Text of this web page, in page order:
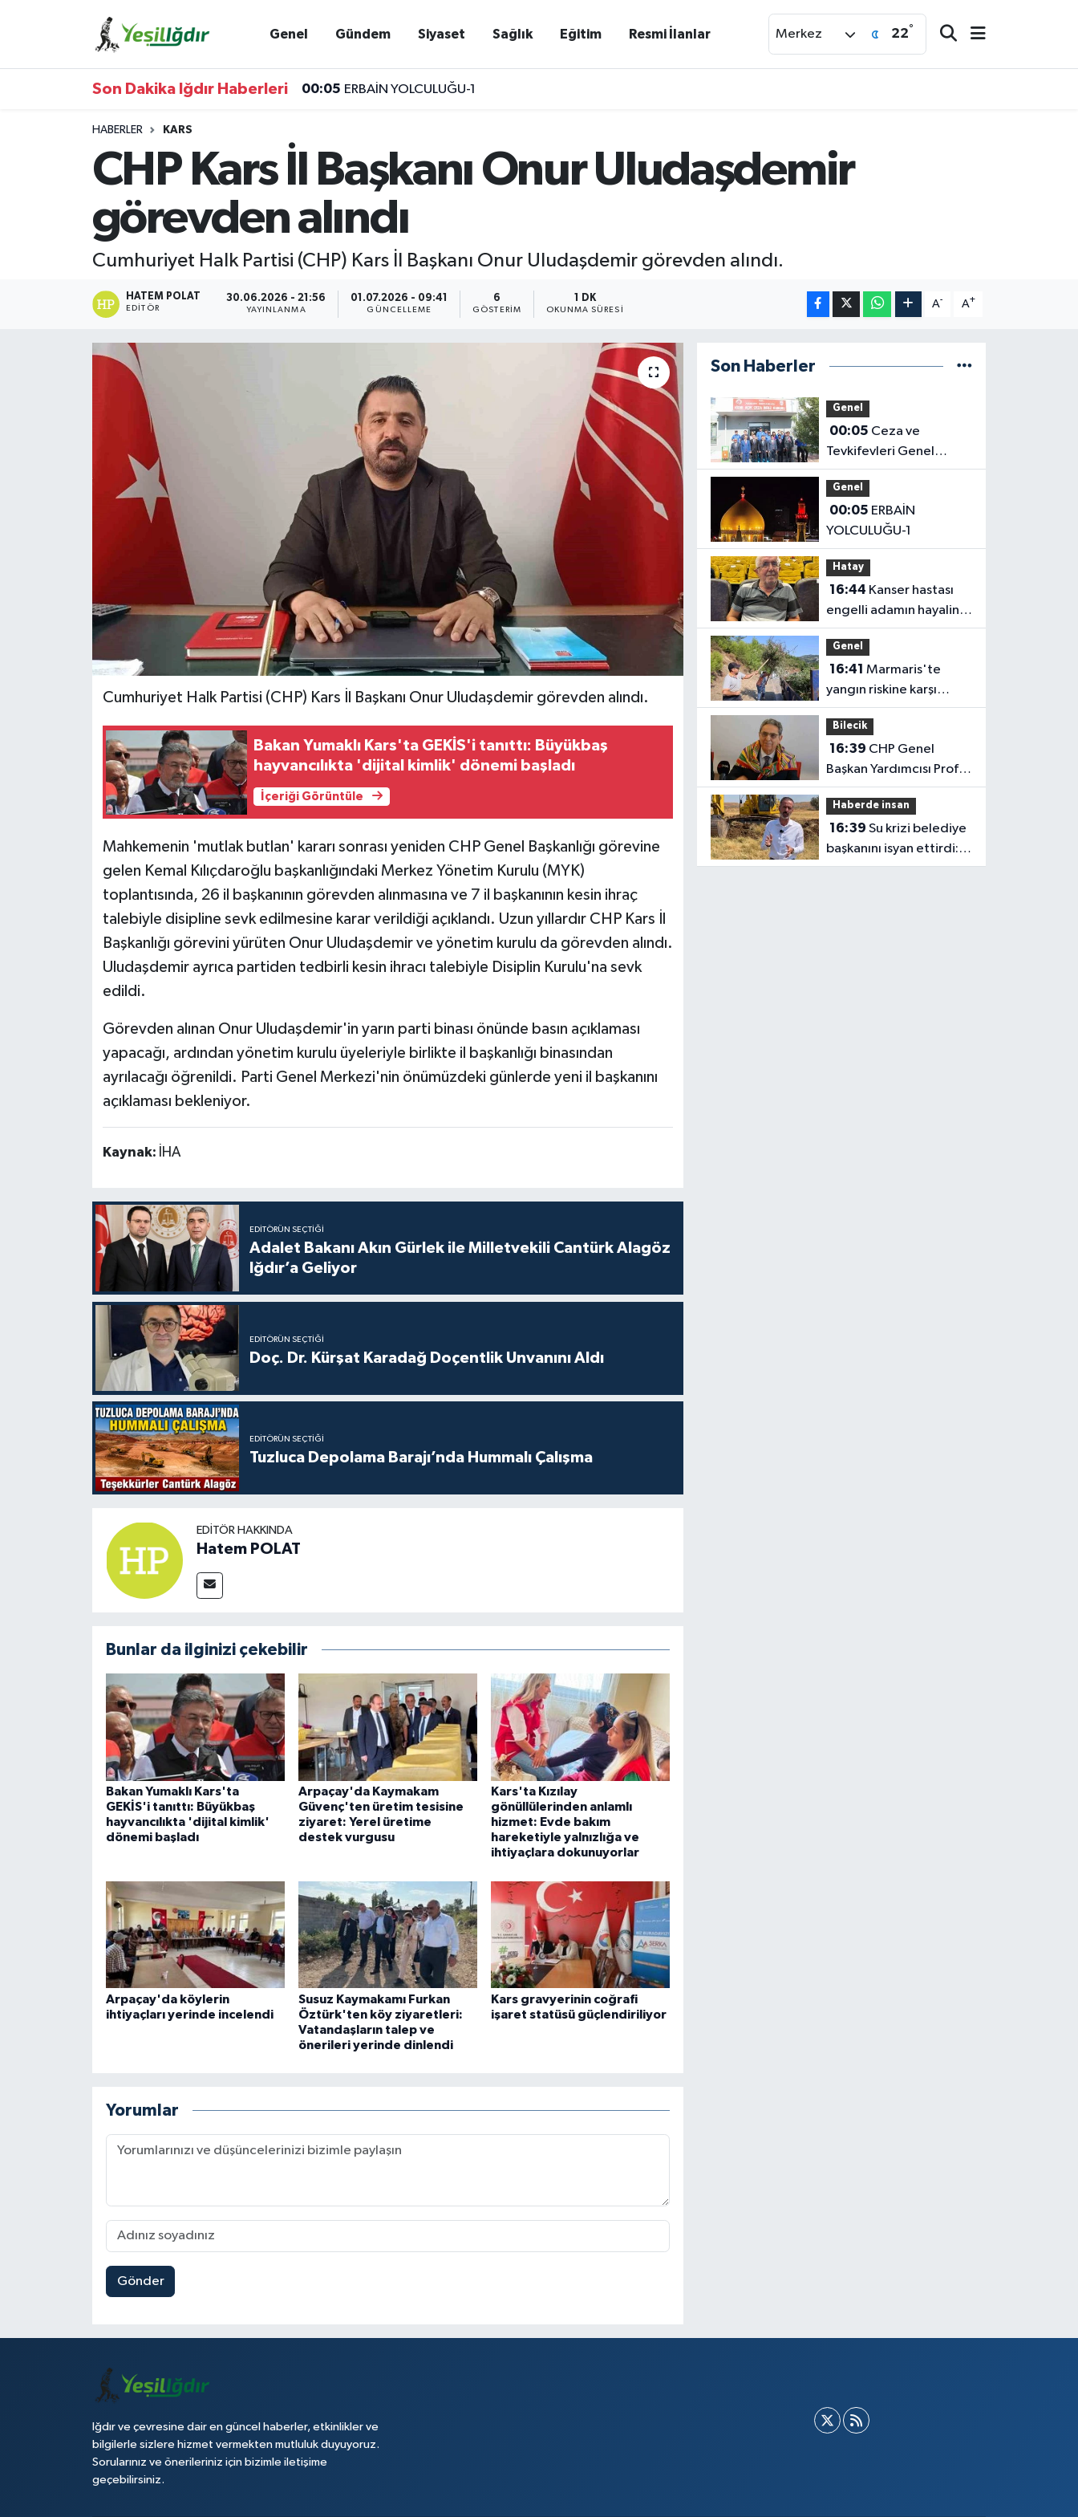
Genel Gündem Siyaset Sağlık Eğitim Resmi İlanlar Merkez 22°
Son Dakika Iğdır Haberleri 00:05 ERBAİN YOLCULUĞU-1
HABERLER KARS
CHP Kars İl Başkanı Onur Uludaşdemir
görevden alındı
Cumhuriyet Halk Partisi (CHP) Kars İl Başkanı Onur Uludaşdemir görevden alındı.
HATEM POLAT
EDITÖR
30.06.2026 - 21:56
YAYINLANMA
01.07.2026 - 09:41
GÜNCELLEME
6
GÖSTERIM
1 DK
OKUNMA SÜRESI
A- A+
Cumhuriyet Halk Partisi (CHP) Kars İl Başkanı Onur Uludaşdemir görevden alındı.
Bakan Yumaklı Kars'ta GEKİS'i tanıttı: Büyükbaş
hayvancılıkta 'dijital kimlik' dönemi başladı
İçeriği Görüntüle
Mahkemenin 'mutlak butlan' kararı sonrası yeniden CHP Genel Başkanlığı görevine
gelen Kemal Kılıçdaroğlu başkanlığındaki Merkez Yönetim Kurulu (MYK)
toplantısında, 26 il başkanının görevden alınmasına ve 7 il başkanının kesin ihraç
talebiyle disipline sevk edilmesine karar verildiği açıklandı. Uzun yıllardır CHP Kars İl
Başkanlığı görevini yürüten Onur Uludaşdemir ve yönetim kurulu da görevden alındı.
Uludaşdemir ayrıca partiden tedbirli kesin ihracı talebiyle Disiplin Kurulu'na sevk
edildi.
Görevden alınan Onur Uludaşdemir'in yarın parti binası önünde basın açıklaması
yapacağı, ardından yönetim kurulu üyeleriyle birlikte il başkanlığı binasından
ayrılacağı öğrenildi. Parti Genel Merkezi'nin önümüzdeki günlerde yeni il başkanını
açıklaması bekleniyor.
Kaynak: İHA
EDITÖRÜN SEÇTIĞI
Adalet Bakanı Akın Gürlek ile Milletvekili Cantürk Alagöz
Iğdır’a Geliyor
EDITÖRÜN SEÇTIĞI
Doç. Dr. Kürşat Karadağ Doçentlik Unvanını Aldı
EDITÖRÜN SEÇTIĞI
Tuzluca Depolama Barajı’nda Hummalı Çalışma
EDITÖR HAKKINDA
Hatem POLAT
Bunlar da ilginizi çekebilir
Bakan Yumaklı Kars'ta
GEKİS'i tanıttı: Büyükbaş
hayvancılıkta 'dijital kimlik'
dönemi başladı
Arpaçay'da Kaymakam
Güvenç'ten üretim tesisine
ziyaret: Yerel üretime
destek vurgusu
Kars'ta Kızılay
gönüllülerinden anlamlı
hizmet: Evde bakım
hareketiyle yalnızlığa ve
ihtiyaçlara dokunuyorlar
Arpaçay'da köylerin
ihtiyaçları yerinde incelendi
Susuz Kaymakamı Furkan
Öztürk'ten köy ziyaretleri:
Vatandaşların talep ve
önerileri yerinde dinlendi
Kars gravyerinin coğrafi
işaret statüsü güçlendiriliyor
Yorumlar
Gönder
Son Haberler
Genel
00:05
Tevkifevleri Genel
Müdürü Çelebi
Yılmaz’dan Iğdır’daki
Kurumlara Ziyaret ve
Üretim İncelemesi
Genel
00:05
YOLCULUĞU-1
Hatay
16:44
engelli adamın hayalini
bile kuramadığı evine
kavuşunca döktüğü
gözyaşı duygulandırdı
Genel
16:41
yangın riskine karşı
kapsamlı temizlik
Bilecik
16:39
Başkan Yardımcısı Prof.
Dr. Ali Rıza Erbay, 'CHP
üyesi olmak inanç ister,
emek ister, yürek ister'
Haberde insan
16:39
başkanını isyan ettirdi:
Faturasını ödemeyen
Iğdır ve çevresine dair en güncel haberler, etkinlikler ve
bilgilerle sizlere hizmet vermekten mutluluk duyuyoruz.
Sorularınız ve önerileriniz için bizimle iletişime
geçebilirsiniz.
Iğdır Trafik Yoğunluk Haritası
Süper Lig Puan Durumu ve Fikstür
Tüm Manşetler
Son Dakika Haberleri
Haber Arşivi